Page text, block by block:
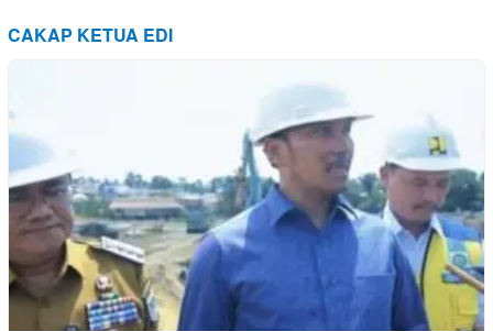
CAKAP KETUA EDI